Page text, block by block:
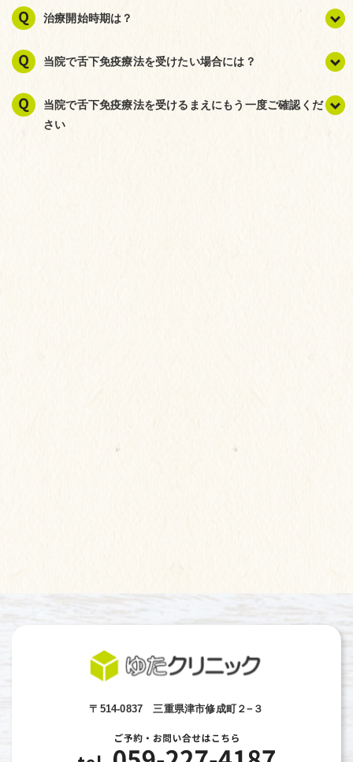
治療開始時期は？
当院で舌下免疫療法を受けたい場合には？
当院で舌下免疫療法を受けるまえにもう一度ご確認くだ
さい
〒514-0837 三重県津市修成町２−３